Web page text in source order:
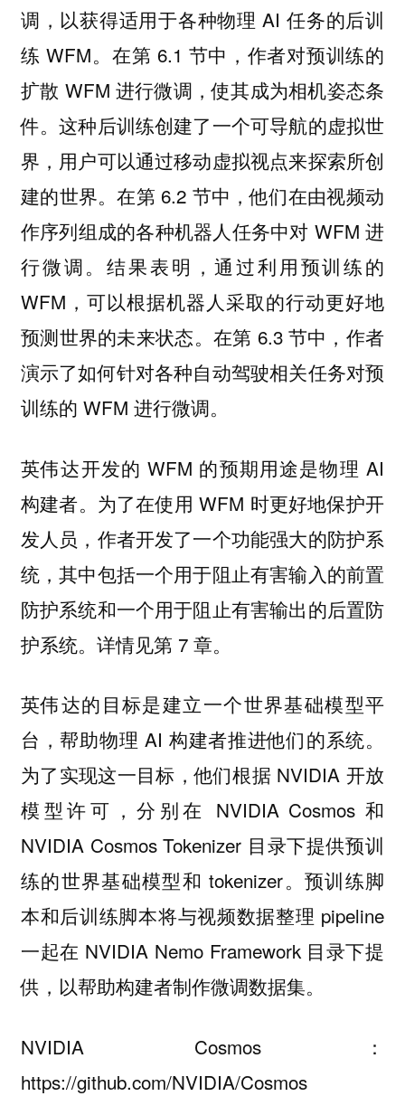
调，以获得适用于各种物理 AI 任务的后训
练 WFM。在第 6.1 节中，作者对预训练的
扩散 WFM 进行微调，使其成为相机姿态条
件。这种后训练创建了一个可导航的虚拟世
界，用户可以通过移动虚拟视点来探索所创
建的世界。在第 6.2 节中，他们在由视频动
作序列组成的各种机器人任务中对 WFM 进
行微调。结果表明，通过利用预训练的
WFM，可以根据机器人采取的行动更好地
预测世界的未来状态。在第 6.3 节中，作者
演示了如何针对各种自动驾驶相关任务对预
训练的 WFM 进行微调。
英伟达开发的 WFM 的预期用途是物理 AI
构建者。为了在使用 WFM 时更好地保护开
发人员，作者开发了一个功能强大的防护系
统，其中包括一个用于阻止有害输入的前置
防护系统和一个用于阻止有害输出的后置防
护系统。详情见第 7 章。
英伟达的目标是建立一个世界基础模型平
台，帮助物理 AI 构建者推进他们的系统。
为了实现这一目标，他们根据 NVIDIA 开放
模型许可，分别在 NVIDIA Cosmos 和
NVIDIA Cosmos Tokenizer 目录下提供预训
练的世界基础模型和 tokenizer。预训练脚
本和后训练脚本将与视频数据整理 pipeline
一起在 NVIDIA Nemo Framework 目录下提
供，以帮助构建者制作微调数据集。
NVIDIA Cosmos：
https://github.com/NVIDIA/Cosmos